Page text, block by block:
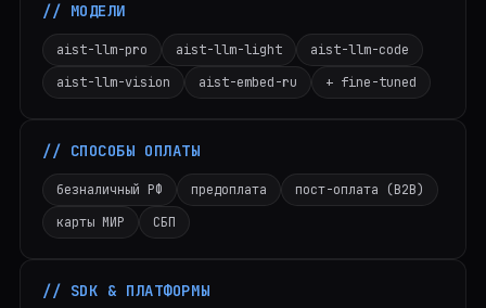
// МОДЕЛИ
aist-llm-pro aist-llm-light
aist-llm-code
aist-llm-vision
aist-embed-ru + fine-tuned
// СПОСОБЫ ОПЛАТЫ
безналичный РФ предоплата
пост-оплата (B2B)
карты МИР
СБП
// SDK & ПЛАТФОРМЫ